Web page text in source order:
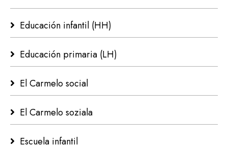
Educación infantil (HH)
Educación primaria (LH)
El Carmelo social
El Carmelo soziala
Escuela infantil